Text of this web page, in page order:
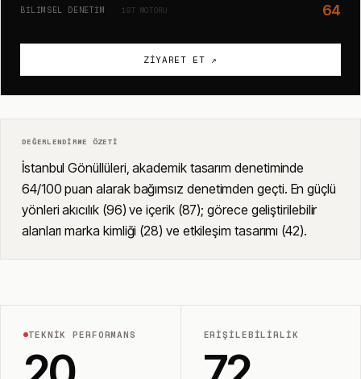
BILIMSEL DENETIM · 1ST MOTORU 64
ZIYARET ET ↗
DEĞERLENDIRME ÖZETI
İstanbul Gönüllüleri, akademik tasarım denetiminde
64/100 puan alarak bağımsız denetimden geçti. En güçlü
yönleri akıcılık (96) ve içerik (87); görece geliştirilebilir
alanları marka kimliği (28) ve etkileşim tasarımı (42).
TEKNIK PERFORMANS ERIŞILEBILIRLIK